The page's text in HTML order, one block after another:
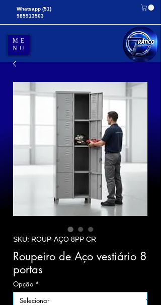
ME
NU
Whatsapp (51)
985913503
SKU: ROUP-AÇO 8PP CR
Roupeiro de Aço vestiário 8
portas
Opção *